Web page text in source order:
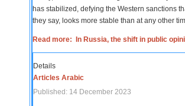
has stabilized, defying the Western sanctions
they say, looks more stable than at any other
Read more: In Russia, the shift in public
Details
Articles Arabic
Published: 14 December 2023